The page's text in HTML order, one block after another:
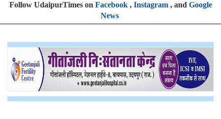
Follow UdaipurTimes on Facebook, Instagram, and Google
News